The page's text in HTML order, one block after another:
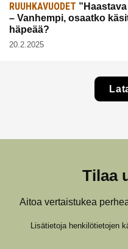
RUUHKAVUODET
– Vanhempi, osaatko
häpeää?
20.2.2025
Tilaa
Aitoa vertaistukea
Lisätietoja henkilötietojen